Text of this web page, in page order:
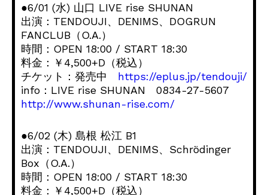
●6/01 (水) 山口 LIVE rise SHUNAN
出演：TENDOUJI、DENIMS、DOGRUN
FANCLUB（O.A.）
時間：OPEN 18:00 / START 18:30
料金：￥4,500+D（税込）
チケット：発売中 https://eplus.jp/tendouji/
info：LIVE rise SHUNAN 0834-27-5607
http://www.shunan-rise.com/
●6/02 (木) 島根 松江 B1
出演：TENDOUJI、DENIMS、Schrödinger
Box（O.A.）
時間：OPEN 18:00 / START 18:30
料金：￥4,500+D（税込）